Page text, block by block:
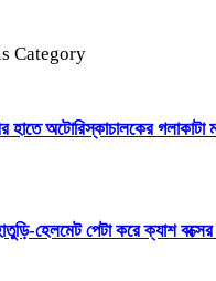
Category
হাতে অটোরিস্কাচালকের গলাকাটা
হেলমেট পেটা করে ক্যাশ